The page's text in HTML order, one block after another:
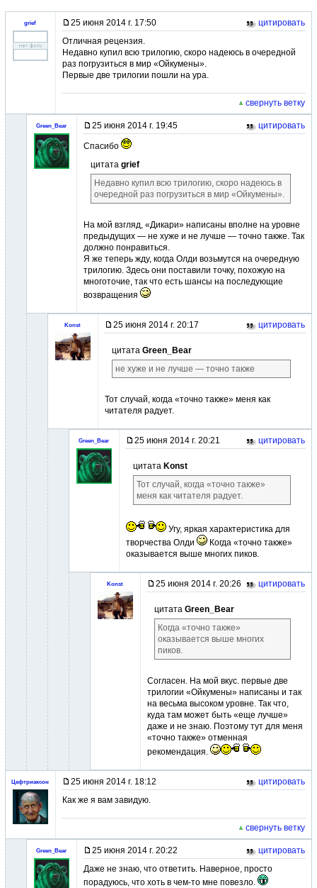
grief 25 июня 2014 г. 17:50
цитировать
Отличная рецензия.
Недавно купил всю трилогию, скоро надеюсь в очередной
раз погрузиться в мир «Ойкумены».
Первые две трилогии пошли на ура.
свернуть ветку
Green_Bear 25 июня 2014 г. 19:45 цитировать
Спасибо
цитата grief
Недавно купил всю трилогию, скоро надеюсь в
очередной раз погрузиться в мир «Ойкумены».
На мой взгляд, «Дикари» написаны вполне на уровне
предыдущих — не хуже и не лучше — точно также. Так
должно понравиться.
Я же теперь жду, когда Олди возьмутся на очередную
трилогию. Здесь они поставили точку, похожую на
многоточие, так что есть шансы на последующие
возвращения
Konst 25 июня 2014 г. 20:17 цитировать
цитата Green_Bear
не хуже и не лучше — точно также
Тот случай, когда «точно также» меня как
читателя радует.
Green_Bear 25 июня 2014 г. 20:21 цитировать
цитата Konst
Тот случай, когда «точно также»
меня как читателя радует.
Угу, яркая характеристика для
творчества Олди
Когда «точно также»
оказывается выше многих пиков.
Konst 25 июня 2014 г. 20:26 цитировать
цитата Green_Bear
Когда «точно также»
оказывается выше многих
пиков.
Согласен. На мой вкус. первые две
трилогии «Ойкумены» написаны и так
на весьма высоком уровне. Так что,
куда там может быть «еще лучше»
даже и не знаю. Поэтому тут для меня
«точно также» отменная
рекомендация.
Цефтриаксон 25 июня 2014 г. 18:12
цитировать
Как же я вам завидую.
свернуть ветку
Green_Bear 25 июня 2014 г. 20:22
цитировать
Даже не знаю, что ответить. Наверное, просто
порадуюсь, что хоть в чем-то мне повезло.